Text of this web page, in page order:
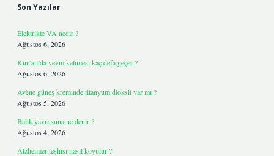
Son Yazılar
Elektrikte VA nedir ?
Ağustos 6, 2026
Kur’an’da yevm kelimesi kaç defa geçer ?
Ağustos 6, 2026
Avène güneş kreminde titanyum dioksit var mı ?
Ağustos 5, 2026
Balık yavrusuna ne denir ?
Ağustos 4, 2026
Alzheimer teşhisi nasıl koyulur ?